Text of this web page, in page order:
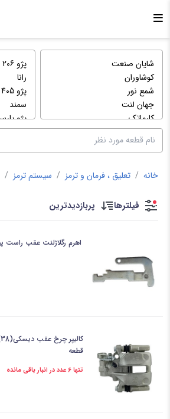
خانه / تعلیق ، فرمان و ترمز / سیستم ترمز /
فیلترها پربازدیدترین
اهرم رگلاژلنت عقب راست
قطعه
تنها 6 عدد در انبار باقی مانده